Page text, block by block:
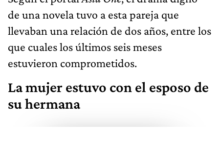
de una novela tuvo a esta pareja que
llevaban una relación de dos años, entre los
que cuales los últimos seis meses
estuvieron comprometidos.
La mujer estuvo con el esposo de
su hermana